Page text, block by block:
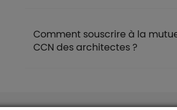
Comment souscrire à la
CCN des architectes ?